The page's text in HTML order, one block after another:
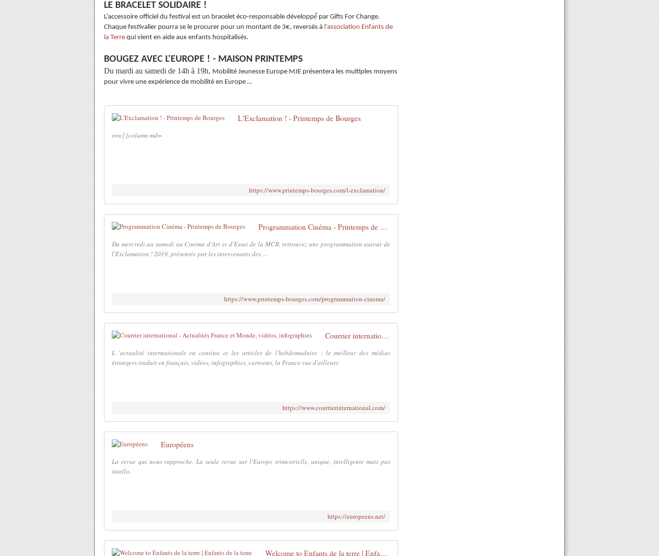
LE BRACELET SOLIDAIRE !
L’accessoire officiel du festival est un bracelet éco-responsable développé́ par Gifts For Change.
Chaque festivalier pourra se le procurer pour un montant de 3€, reversés à l’association Enfants de
la Terre qui vient en aide aux enfants hospitalisés.
BOUGEZ AVEC L'EUROPE ! - MAISON PRINTEMPS
Du mardi au samedi de 14h à 19h, Mobilité Jeunesse Europe MJE présentera les multiples moyens
pour vivre une expérience de mobilité en Europe …
L'Exclamation ! - Printemps de Bourges
row] [column md=
https://www.printemps-bourges.com/l-exclamation/
Programmation Cinéma - Printemps de Bourges
Du mercredi au samedi au Cinéma d'Art et d'Essai de la MCB, retrouvez une programmation autour de
l'Exclamation ! 2019, présentée par les intervenants des ...
https://www.printemps-bourges.com/programmation-cinema/
Courrier international - Actualités France et Monde, vidéos, infographies
L 'actualité internationale en continu et les articles de l'hebdomadaire : le meilleur des médias
étrangers traduit en français, vidéos, infographies, cartoons, la France vue d'ailleurs
https://www.courrierinternational.com/
Européens
La revue qui nous rapproche. La seule revue sur l'Europe trimestrielle, unique, intelligente mais pas
intello.
https://europeens.net/
Welcome to Enfants de la terre | Enfants de la terre